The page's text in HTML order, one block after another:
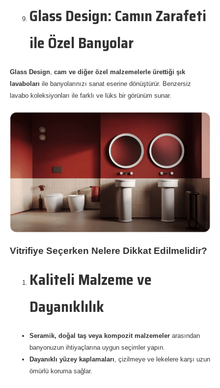
Glass Design: Camın Zarafeti
ile Özel Banyolar
Glass Design, cam ve diğer özel malzemelerle ürettiği şık
lavaboları ile banyolarınızı sanat eserine dönüştürür. Benzersiz
lavabo koleksiyonları ile farklı ve lüks bir görünüm sunar.
Vitrifiye Seçerken Nelere Dikkat Edilmelidir?
Kaliteli Malzeme ve
Dayanıklılık
Seramik, doğal taş veya kompozit malzemelerarasından
banyonuzun ihtiyaçlarına uygun seçimler yapın.
Dayanıklı yüzey kaplamaları , çizilmeye ve lekelere karşı uzun
ömürlü koruma sağlar.